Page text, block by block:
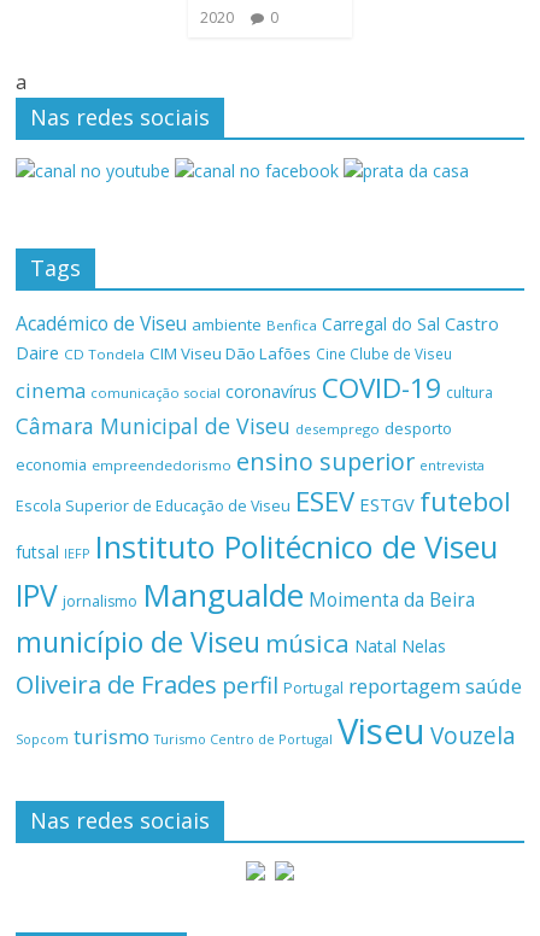
2020
0
a
Nas redes sociais
Tags
Académico de Viseu ambiente Benfica Carregal do Sal Castro
Daire CD Tondela CIM Viseu Dão Lafões Cine Clube de Viseu
cinema comunicação social coronavírus COVID-19 cultura
Câmara Municipal de Viseu desemprego desporto
economia empreendedorismo ensino superior entrevista
Escola Superior de Educação de Viseu ESEV ESTGV futebol
futsal IEFP Instituto Politécnico de Viseu
IPV jornalismo Mangualde Moimenta da Beira
município de Viseu música Natal Nelas
Oliveira de Frades perfil Portugal reportagemsaúde
Sopcom turismo Turismo Centro de Portugal Viseu Vouzela
Nas redes sociais